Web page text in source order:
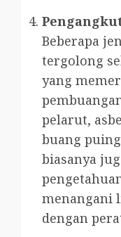
Beberapa
tergolong
yang
pelarut,
buang
biasanya
menangani
dengan